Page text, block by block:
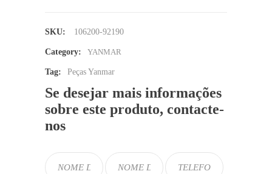
SKU: 106200-92190
Category: YANMAR
Tag: Peças Yanmar
Se desejar mais informações
sobre este produto, contacte-
nos